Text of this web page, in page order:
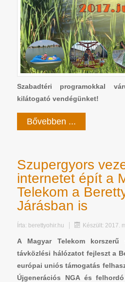
Szabadtéri programokkal
kilátogató vendégünket!
Bővebben ...
Szupergyors
internetet épít a
Telekom a
Járásban is
Írta: berettyohir.hu Készült: 2017.
A Magyar Telekom korszerű
távközlési hálózatot fejleszt a
európai uniós támogatás
Újgenerációs NGA és